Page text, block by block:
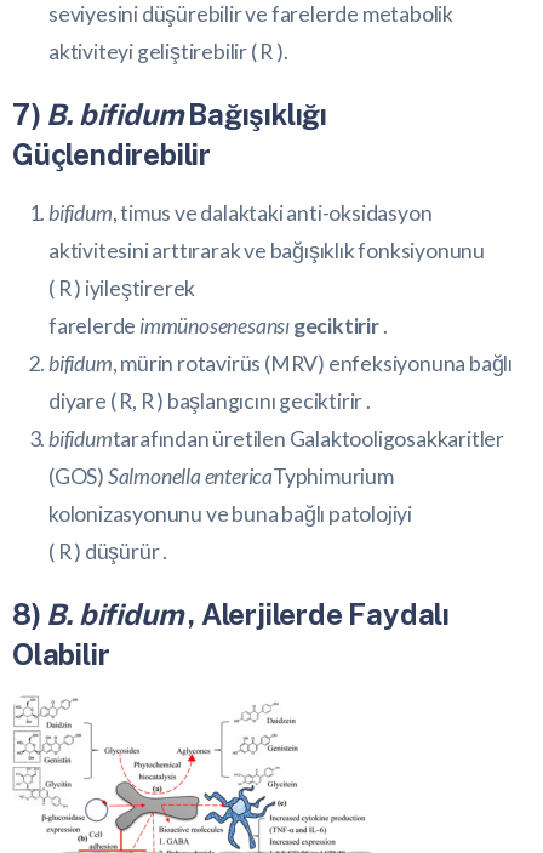
seviyesini düşürebilir ve farelerde metabolik
aktiviteyi geliştirebilir (R ).
7) B. bifidumBağışıklığı
Güçlendirebilir
bifidum, timus ve dalaktaki anti-oksidasyon
aktivitesini arttırarak ve bağışıklık fonksiyonunu
( R) iyileştirerek
farelerde immünosenesansıgeciktirir.
bifidum, mürin rotavirüs (MRV) enfeksiyonuna bağlı
diyare (R, R) başlangıcını geciktirir .
bifidumtarafından üretilen Galaktooligosakkaritler
(GOS)Salmonella entericaTyphimurium
kolonizasyonunu ve buna bağlı patolojiyi
( R) düşürür .
8) B. bifidum, Alerjilerde Faydalı
Olabilir